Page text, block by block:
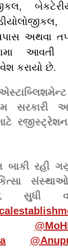
અથવા
આવતી
કરાયો છે.
સરકારી
બાકી રહી